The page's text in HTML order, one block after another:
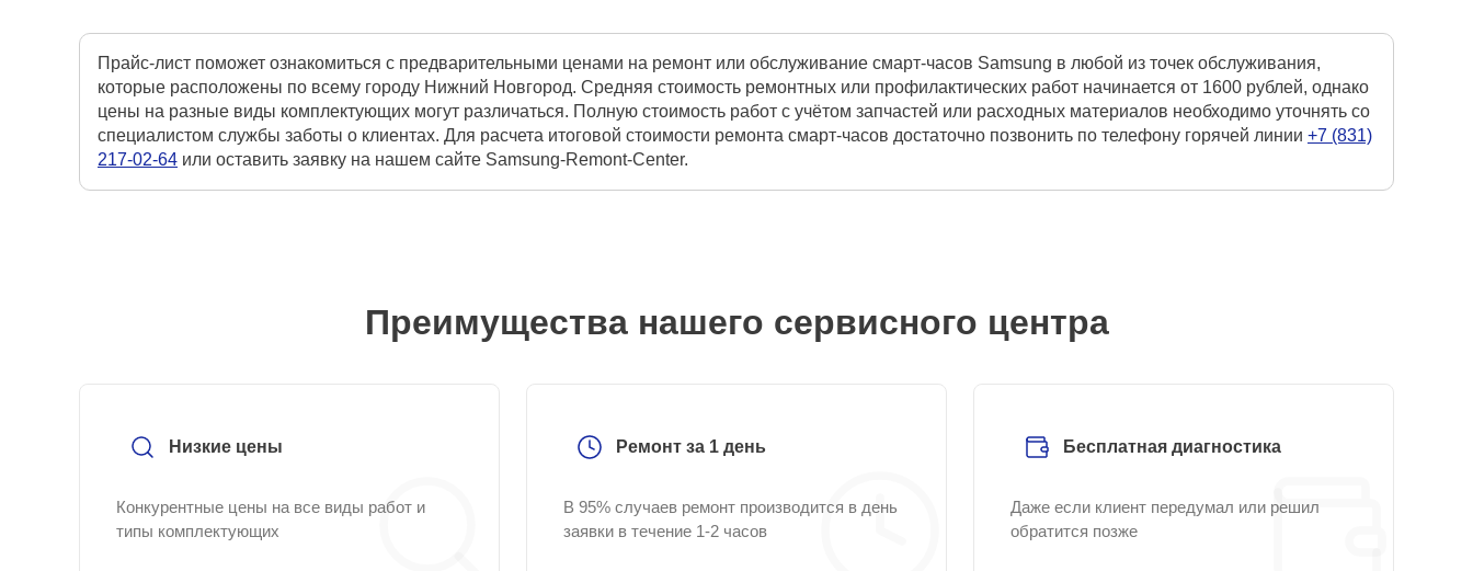
Прайс-лист поможет ознакомиться с предварительными ценами на ремонт или обслуживание смарт-часов Samsung в любой из точек обслуживания,
которые расположены по всему городу Нижний Новгород. Средняя стоимость ремонтных или профилактических работ начинается от 1600 рублей, однако
цены на разные виды комплектующих могут различаться. Полную стоимость работ с учётом запчастей или расходных материалов необходимо уточнять со
специалистом службы заботы о клиентах. Для расчета итоговой стоимости ремонта смарт-часов достаточно позвонить по телефону горячей линии +7 (831)
217-02-64 или оставить заявку на нашем сайте Samsung-Remont-Center.
Преимущества нашего сервисного центра
Низкие цены
Конкурентные цены на все виды работ и
типы комплектующих
Ремонт за 1 день
В 95% случаев ремонт производится в день
заявки в течение 1-2 часов
Бесплатная диагностика
Даже если клиент передумал или решил
обратится позже